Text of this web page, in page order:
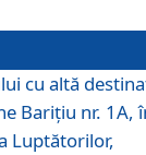
cu altă
Bariţiu nr. 1A,
Luptătorilor,